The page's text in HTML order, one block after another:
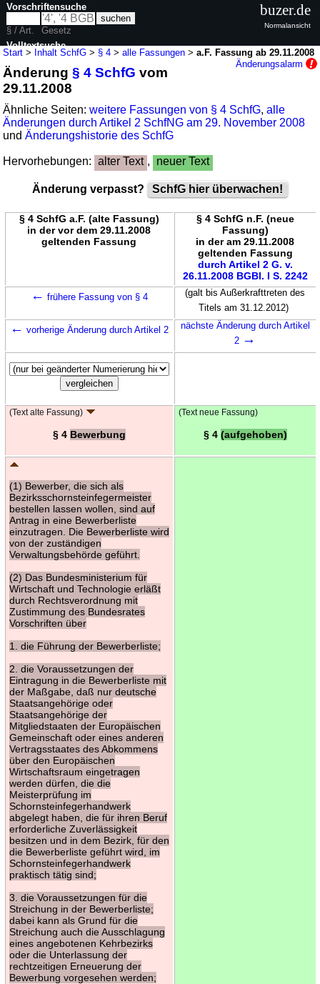
Start > Inhalt SchfG > § 4 >alle Fassungen >a.F. Fassung ab 29.11.2008
Änderungsalarm
Änderung§ 4 SchfG vom
29.11.2008
Ähnliche Seiten:weitere Fassungen von § 4 SchfG,alle
Änderungen durch Artikel 2 SchfNG am 29. November 2008
undÄnderungshistorie des SchfG
Hervorhebungen: alter Text , neuer Text
Änderung verpasst? SchfG hier überwachen!
§ 4 SchfG a.F. (alte Fassung)
in der vor dem 29.11.2008
geltenden Fassung
§ 4 SchfG n.F. (neue
Fassung)
in der am 29.11.2008
geltenden Fassung
durch Artikel 2 G. v.
26.11.2008 BGBl. I S. 2242
← frühere Fassung von § 4
(galt bis Außerkrafttreten des
Titels am 31.12.2012)
← vorherige Änderung durch Artikel 2
nächste Änderung durch Artikel
2 →
(Text alte Fassung)
§ 4 Bewerbung
(Text neue Fassung)
§ 4 (aufgehoben)
(1) Bewerber, die sich als
Bezirksschornsteinfegermeister
bestellen lassen wollen, sind auf
Antrag in eine Bewerberliste
einzutragen. Die Bewerberliste wird
von der zuständigen
Verwaltungsbehörde geführt.
(2) Das Bundesministerium für
Wirtschaft und Technologie erläßt
durch Rechtsverordnung mit
Zustimmung des Bundesrates
Vorschriften über
1. die Führung der Bewerberliste;
2. die Voraussetzungen der
Eintragung in die Bewerberliste mit
der Maßgabe, daß nur deutsche
Staatsangehörige oder
Staatsangehörige der
Mitgliedstaaten der Europäischen
Gemeinschaft oder eines anderen
Vertragsstaates des Abkommens
über den Europäischen
Wirtschaftsraum eingetragen
werden dürfen, die die
Meisterprüfung im
Schornsteinfegerhandwerk
abgelegt haben, die für ihren Beruf
erforderliche Zuverlässigkeit
besitzen und in dem Bezirk, für den
die Bewerberliste geführt wird, im
Schornsteinfegerhandwerk
praktisch tätig sind;
3. die Voraussetzungen für die
Streichung in der Bewerberliste;
dabei kann als Grund für die
Streichung auch die Ausschlagung
eines angebotenen Kehrbezirks
oder die Unterlassung der
rechtzeitigen Erneuerung der
Bewerbung vorgesehen werden;
Vorschriftensuche
§ / Art.
Gesetz
Volltextsuche
nur in SchfG
buzer.de
Normalansicht